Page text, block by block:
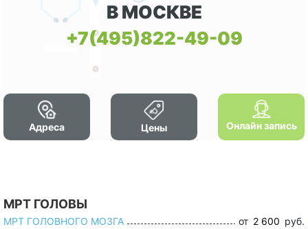
В МОСКВЕ
+7(495)822-49-09
Адреса Цены Онлайн запись
МРТ ГОЛОВЫ
МРТ ГОЛОВНОГО МОЗГА от 2 600 руб.